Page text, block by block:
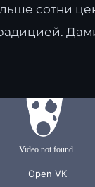
сотни